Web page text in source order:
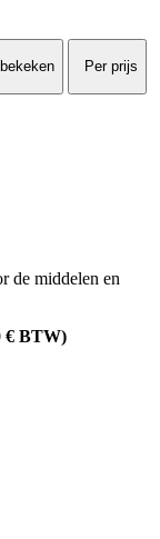
Per prijs
de middelen en
€ BTW)